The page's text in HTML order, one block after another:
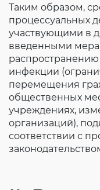
Таким образом,
процессуальных
участвующими в
введенными
инфекции
перемещения
общественных
учреждениях,
организаций),
соответствии с